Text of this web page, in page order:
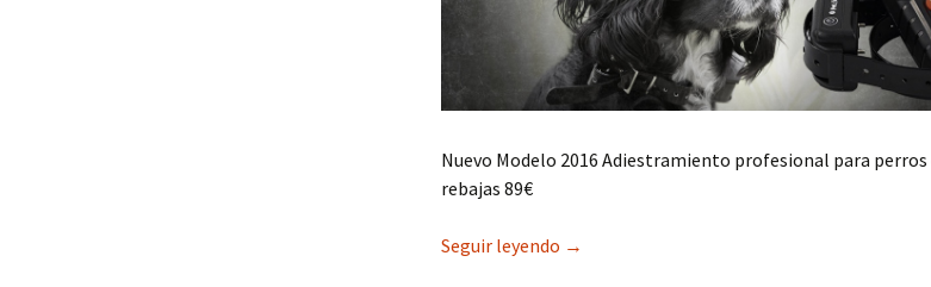
Nuevo Modelo 2016 Adiestramiento profesional para perros
rebajas 89€
Seguir leyendo Llegan las Rebajas Collar adiestramiento
→